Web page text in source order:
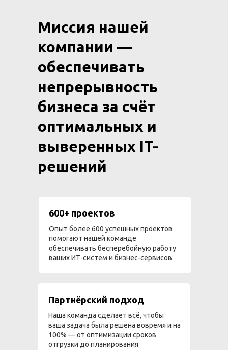
Миссия нашей
компании —
обеспечивать
непрерывность
бизнеса за счёт
оптимальных и
выверенных IT-
решений
600+ проектов
Опыт более 600 успешных проектов
помогают нашей команде
обеспечивать бесперебойную работу
ваших ИТ-систем и бизнес-сервисов
Партнёрский подход
Наша команда сделает всё, чтобы
ваша задача была решена вовремя и на
100% — от оптимизации сроков
отгрузки до планирования